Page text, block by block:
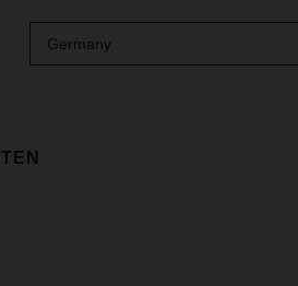
Germany